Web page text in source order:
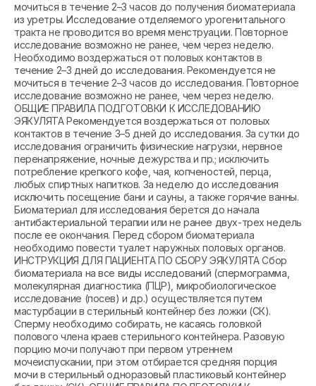
мочиться в течение 2–3 часов до получения биоматериала
из уретры. Исследование отделяемого урогенитального
тракта не проводится во время менструации. Повторное
исследование возможно не ранее, чем через неделю.
Необходимо воздержаться от половых контактов в
течение 2–3 дней до исследования. Рекомендуется не
мочиться в течение 2–3 часов до исследования. Повторное
исследование возможно не ранее, чем через неделю.
ОБЩИЕ ПРАВИЛА ПОДГОТОВКИ К ИССЛЕДОВАНИЮ
ЭЯКУЛЯТА Рекомендуется воздержаться от половых
контактов в течение 3–5 дней до исследования. За сутки до
исследования ограничить физические нагрузки, нервное
перенапряжение, ночные дежурства и пр.; исключить
потребление крепкого кофе, чая, копченостей, перца,
любых спиртных напитков. За неделю до исследования
исключить посещение бани и сауны, а также горячие ванны.
Биоматериал для исследования берется до начала
антибактериальной терапии или не ранее двух-трех недель
после ее окончания. Перед сбором биоматериала
необходимо повести туалет наружных половых органов.
ИНСТРУКЦИЯ ДЛЯ ПАЦИЕНТА ПО СБОРУ ЭЯКУЛЯТА Сбор
биоматериала на все виды исследований (спермограмма,
молекулярная диагностика (ПЦР), микробиологическое
исследование (посев) и др.) осуществляется путем
мастурбации в стерильный контейнер без ложки (СК).
Сперму необходимо собирать, не касаясь головкой
полового члена краев стерильного контейнера. Разовую
порцию мочи получают при первом утреннем
мочеиспускании, при этом отбирается средняя порция
мочи в стерильный одноразовый пластиковый контейнер